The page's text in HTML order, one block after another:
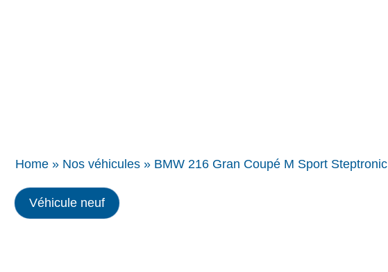
Home » Nos véhicules » BMW 216 Gran Coupé M Sport Steptronic
Véhicule neuf